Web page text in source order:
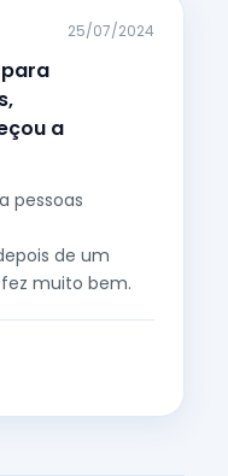
a
25/07/2024
pessoas
de um
muito bem.